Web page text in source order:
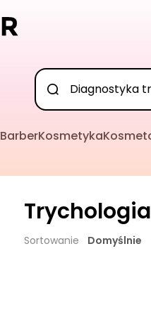
BarberKosmetyka
Trychologia
Sortowanie Domyślnie